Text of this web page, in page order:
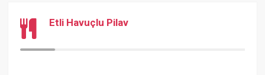
Etli Havuçlu Pilav